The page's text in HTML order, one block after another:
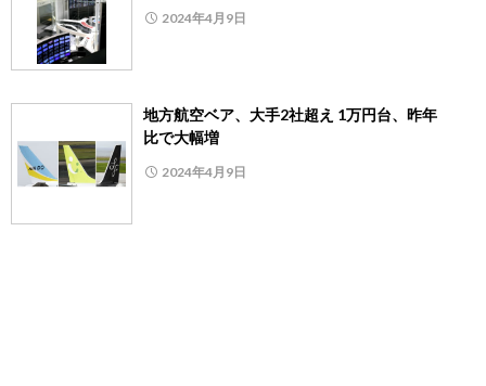
2024年4月9日
地方航空ベア、大手2社超え 1万円台、昨年
比で大幅増
2024年4月9日